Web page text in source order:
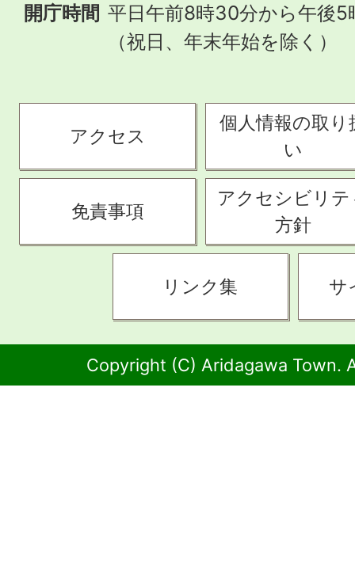
開庁時間 平日午前8時30分から午後5
（祝日、年末年始を除く）
アクセス
個人情報の取り
い
免責事項
アクセシビリテ
方針
リンク集 サ
Copyright (C) Aridagawa Town.